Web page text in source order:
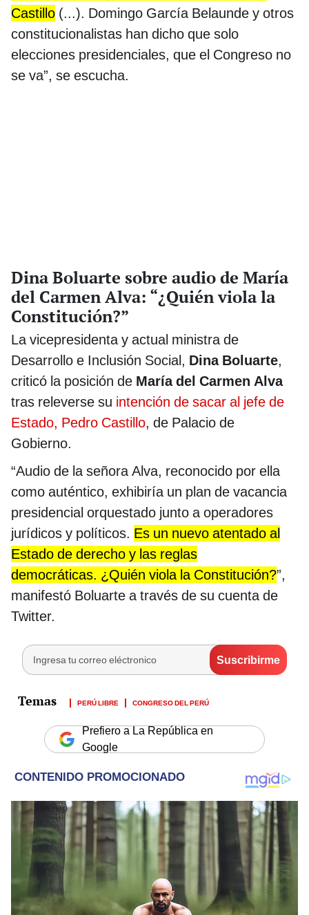
Castillo (...). Domingo García Belaunde y otros
constitucionalistas han dicho que solo
elecciones presidenciales, que el Congreso no
se va”, se escucha.
Dina Boluarte sobre audio de María
del Carmen Alva: “¿Quién viola la
Constitución?”
La vicepresidenta y actual ministra de
Desarrollo e Inclusión Social, Dina Boluarte,
criticó la posición de María del Carmen Alva
tras releverse su intención de sacar al jefe de
Estado, Pedro Castillo, de Palacio de
Gobierno.
“Audio de la señora Alva, reconocido por ella
como auténtico, exhibiría un plan de vacancia
presidencial orquestado junto a operadores
jurídicos y políticos. Es un nuevo atentado al
Estado de derecho y las reglas
democráticas. ¿Quién viola la Constitución?”,
manifestó Boluarte a través de su cuenta de
Twitter.
PERÚ LIBRE CONGRESO DEL PERÚ
Prefiero a La República en
Google